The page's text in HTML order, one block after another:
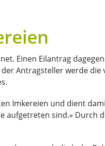
Einen Eilantrag
Antragsteller werde
Imkereien und dient
aufgetreten sind.» Durch